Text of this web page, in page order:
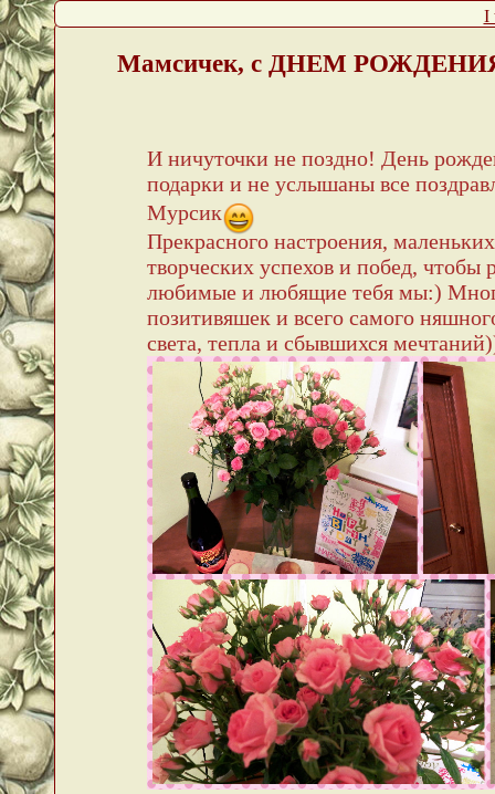
I
Мамсичек, с ДНЕМ
И ничуточки не поздно! День
подарки и не услышаны все
Мурсик
Прекрасного настроения,
творческих успехов и побед, чтобы
любимые и любящие тебя мы:)
позитивяшек и всего самого
света, тепла и сбывшихся